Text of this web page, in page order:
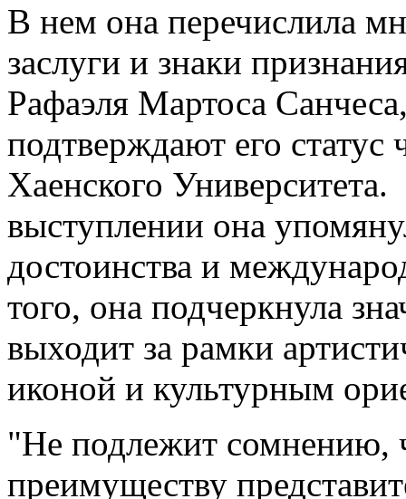
В нем она перечислила
заслуги и знаки
Рафаэля Мартоса
подтверждают его статус
Хаенского
выступлении она
достоинства и
того, она подчеркнула
выходит за рамки
иконой и культурным
"Не подлежит сомнению,
преимуществу